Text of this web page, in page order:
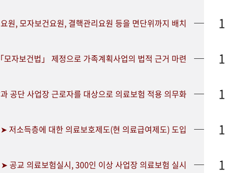
원, 모자보건요원, 결핵관리요원 등을 면단위까지 배치
모자보건법」 제정으로 가족계획사업의 법적 근거 마련
공단 사업장 근로자를 대상으로 의료보험 적용 의무화
➤ 저소득층에 대한 의료보호제도(현 의료급여제도) 도입
➤ 공교 의료보험실시, 300인 이상 사업장 의료보험 실시